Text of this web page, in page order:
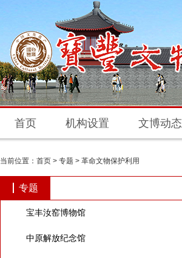
首页 机构设置 文博动态
当前位置： 首页 > 专题 > 革命文物保护利用
专题
宝丰汝窑博物馆
中原解放纪念馆